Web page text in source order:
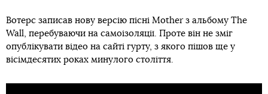
Вотерс записав нову версію пісні Mother з альбому The
Wall, перебуваючи на самоізоляції. Проте він не зміг
опублікувати відео на сайті гурту, з якого пішов ще у
вісімдесятих роках минулого століття.